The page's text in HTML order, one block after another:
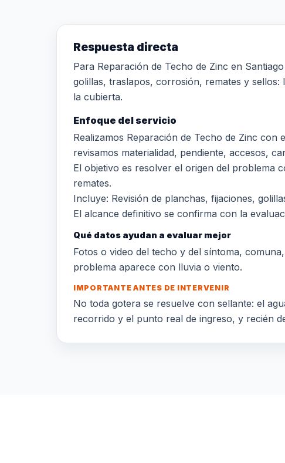
Respuesta directa
Para Reparación de Techo de Zinc en
golillas, traslapos, corrosión, remates y
la cubierta.
Enfoque del servicio
Realizamos Reparación de Techo de Zinc
revisamos materialidad, pendiente, accesos,
El objetivo es resolver el origen del problema
remates.
Incluye: Revisión de planchas, fijaciones,
El alcance definitivo se confirma con la
Qué datos ayudan a evaluar mejor
Fotos o video del techo y del síntoma,
problema aparece con lluvia o viento.
IMPORTANTE ANTES DE INTERVENIR
No toda gotera se resuelve con sellante: el
recorrido y el punto real de ingreso, y recién